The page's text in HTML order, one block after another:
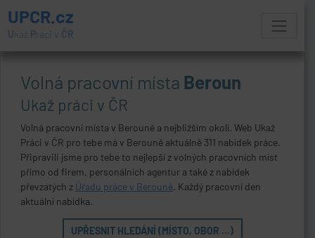
UPCR.cz
U kaž Práci v ČR
Volná pracovní místa Beroun
Ukaž práci v ČR
Volná pracovní místa v Berouně a nejbližším okolí. Web Ukaž
Práci v ČR pro tebe má v Berouně aktuálně 311 nabídek práce.
Připravili jsme pro tebe to nejlepší z volných pracovních míst
přímo od firem, personálních agentur a také z nabídek
převzatých z Úřadu práce v Berouně. Každý pracovní den
aktuální nabídka.
UPŘESNIT HLEDÁNÍ (MÍSTO, OBOR ...)